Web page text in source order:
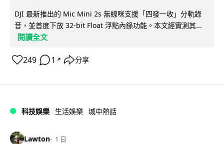
DJI 最新推出的 Mic Mini 2s 無線咪支援「四發一收」分軌錄
音，並首度下放 32-bit Float 浮點內錄功能。本文經實測其...
閱讀全文
249 1 ↗ 分享
科技娛樂 生活娛樂 城中熱話
Lawton 1 日